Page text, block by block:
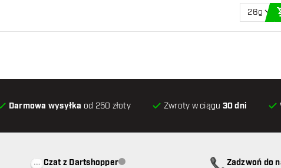
26g
Darmowa wysyłka od 250 złoty Zwroty w ciągu 30 dni
Czat z DartshopperObsługa klienta niedostępna
Zadzwoń do